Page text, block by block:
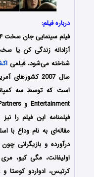
درباره فیلم:
آزادانه زندگی کن یا
شناخته می‌شود، فیلمی
سال 2007
فیلمنامه این فیلم را
مقاله‌ای به نام وداع با
درآورده و بازیگرانی
اولیفانت، مگی کیو،
کرتیس، ادواردو کوستا